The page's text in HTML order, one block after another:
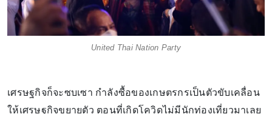
United Thai Nation Party
เศรษฐกิจก็จะซบเซา กำลังซื้อของเกษตรกรเป็นตัวขับเคลื่อน
ให้เศรษฐกิจขยายตัว ตอนที่เกิดโควิดไม่มีนักท่องเที่ยวมาเลย